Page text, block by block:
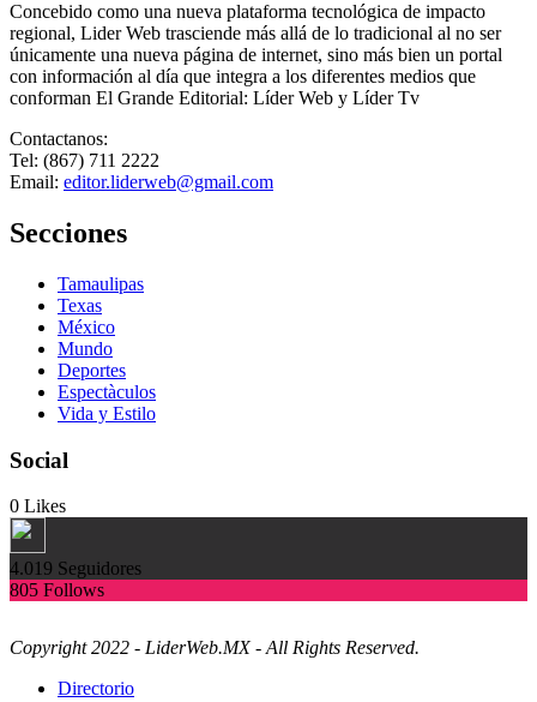
Concebido como una nueva plataforma tecnológica de impacto
regional, Lider Web trasciende más allá de lo tradicional al no ser
únicamente una nueva página de internet, sino más bien un portal
con información al día que integra a los diferentes medios que
conforman El Grande Editorial: Líder Web y Líder Tv
Contactanos:
Tel: (867) 711 2222
Email: editor.liderweb@gmail.com
Secciones
Tamaulipas
Texas
México
Mundo
Deportes
Espectàculos
Vida y Estilo
Social
0 Likes
4.019 Seguidores
805 Follows
Copyright 2022 - LiderWeb.MX - All Rights Reserved.
Directorio